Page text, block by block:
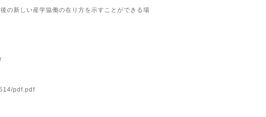
の新しい産学協働の在り方を示すことができる場
pdf.pdf